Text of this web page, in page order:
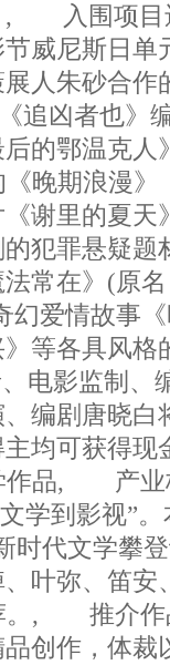
, 入围项目
威尼斯日单
人朱砂合作
追凶者也》
的鄂温克人
晚期浪漫》
谢里的夏天
犯罪悬疑题
常在》(原
幻爱情故事
》等各具
电影监制、
编剧唐晓白
主均可获
作品, 产业
学到影视”
时代文学攀
叶弥、笛安
。, 推介作
创作，体裁